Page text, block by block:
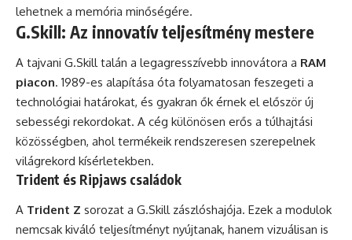
lehetnek a memória minőségére.
G.Skill: Az innovatív teljesítmény mestere
A tajvani G.Skill talán a legagresszívebb innovátora a RAM
piacon. 1989-es alapítása óta folyamatosan feszegeti a
technológiai határokat, és gyakran ők érnek el először új
sebességi rekordokat. A cég különösen erős a túlhajtási
közösségben, ahol termékeik rendszeresen szerepelnek
világrekord kísérletekben.
Trident és Ripjaws családok
A Trident Z sorozat a G.Skill zászlóshajója. Ezek a modulok
nemcsak kiváló teljesítményt nyújtanak, hanem vizuálisan is